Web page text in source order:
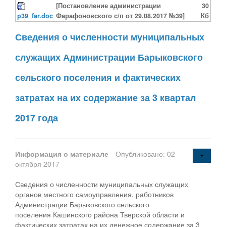
p39_far.doc
[Постановление администрации
Фарафоновского с/п от 29.08.2017 №39]
30
Кб
Сведения о численности муниципальных
служащих Администрации Барыковского
сельского поселения и фактических
затратах на их содержание за 3 квартал
2017 года
Информация о материале
Опубликовано: 02
октября 2017
Сведения о численности муниципальных служащих
органов местного самоуправления, работников
Администрации Барыковского сельского
поселения Кашинского района Тверской области и
фактических затратах на их денежное содержание за 3